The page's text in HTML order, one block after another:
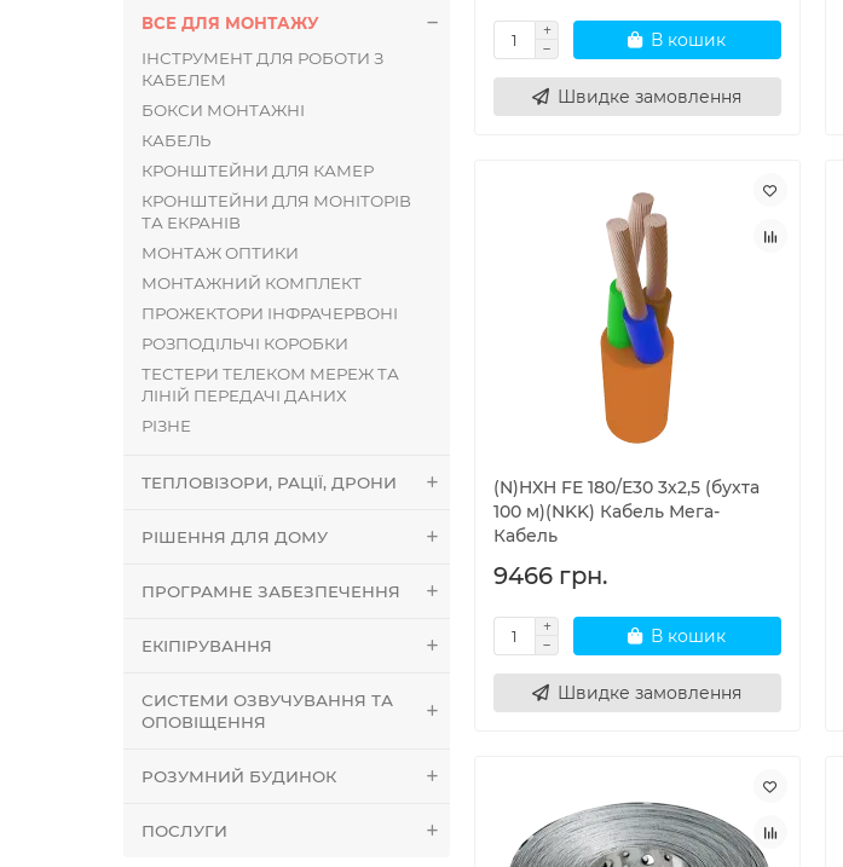
ВСЕ ДЛЯ МОНТАЖУ
ІНСТРУМЕНТ ДЛЯ РОБОТИ З
КАБЕЛЕМ
БОКСИ МОНТАЖНІ
КАБЕЛЬ
КРОНШТЕЙНИ ДЛЯ КАМЕР
КРОНШТЕЙНИ ДЛЯ МОНІТОРІВ
ТА ЕКРАНІВ
МОНТАЖ ОПТИКИ
МОНТАЖНИЙ КОМПЛЕКТ
ПРОЖЕКТОРИ ІНФРАЧЕРВОНІ
РОЗПОДІЛЬЧІ КОРОБКИ
ТЕСТЕРИ ТЕЛЕКОМ МЕРЕЖ ТА
ЛІНІЙ ПЕРЕДАЧІ ДАНИХ
РІЗНЕ
ТЕПЛОВІЗОРИ, РАЦІЇ, ДРОНИ
РІШЕННЯ ДЛЯ ДОМУ
ПРОГРАМНЕ ЗАБЕЗПЕЧЕННЯ
ЕКІПІРУВАННЯ
СИСТЕМИ ОЗВУЧУВАННЯ ТА
ОПОВІЩЕННЯ
РОЗУМНИЙ БУДИНОК
ПОСЛУГИ
В кошик
Швидке замовлення
(N)HXH FE 180/Е30 3х2,5 (бухта
100 м)(NKK) Кабель Мега-
Кабель
9466 грн.
В кошик
Швидке замовлення